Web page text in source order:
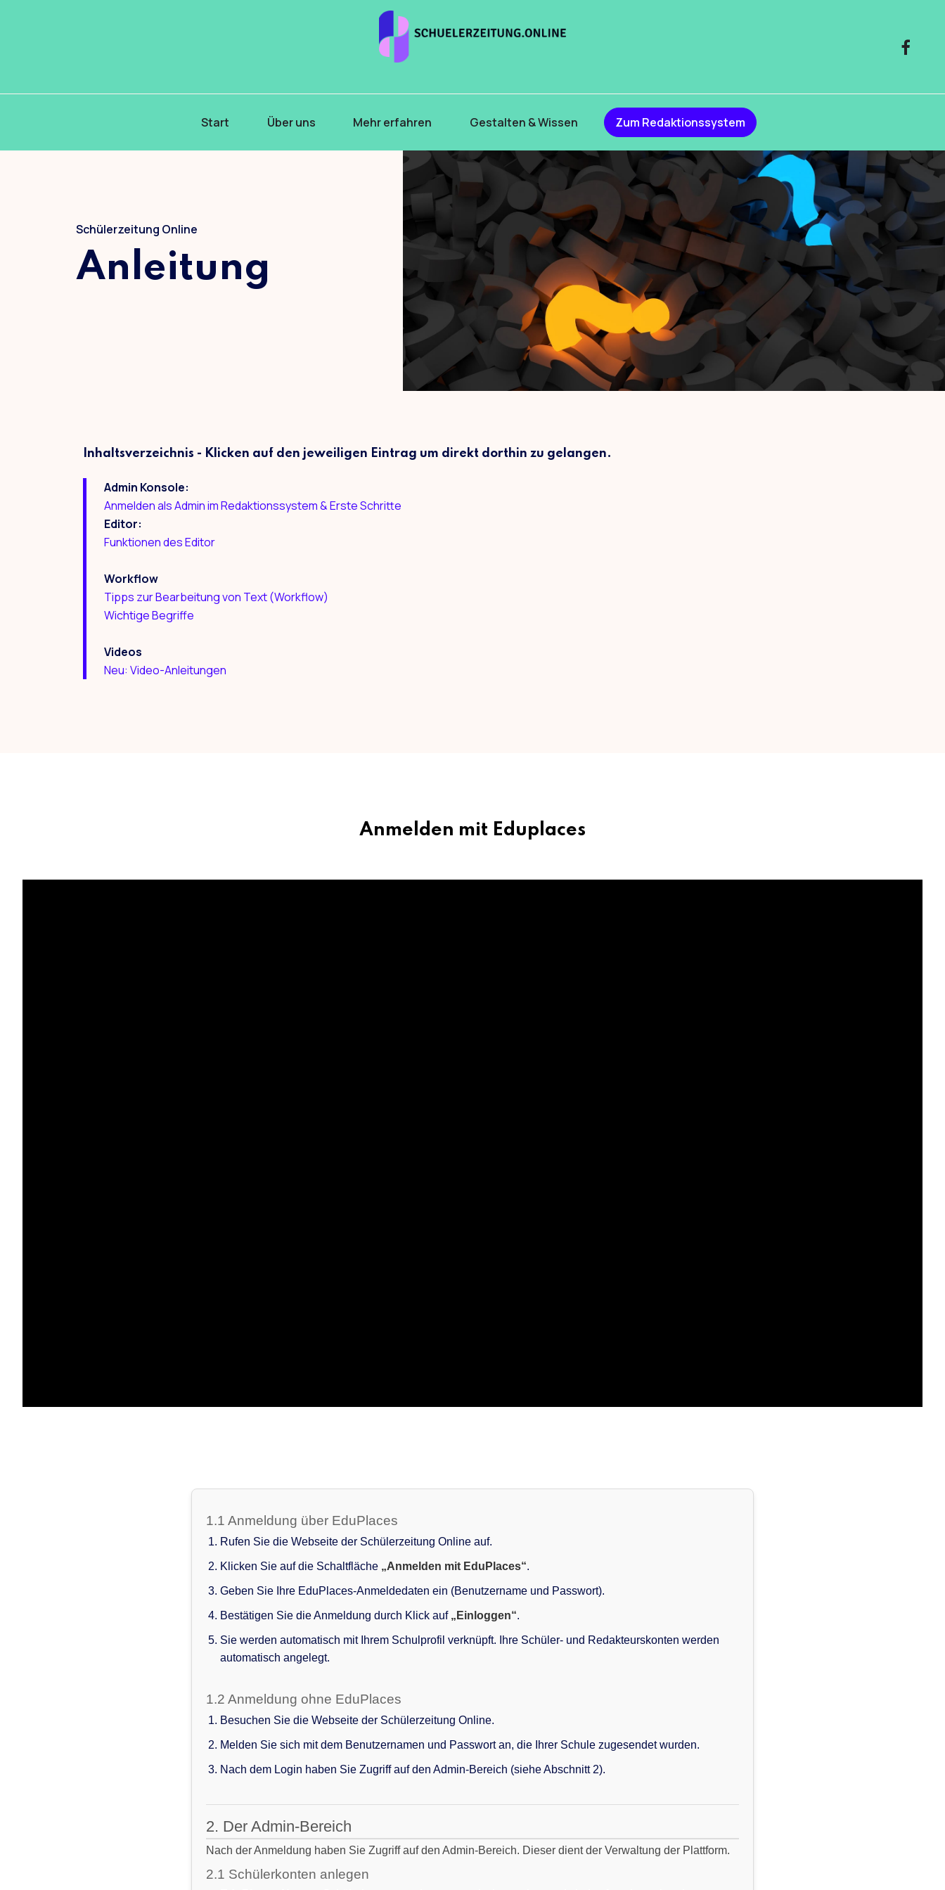
Start Über uns Mehr erfahren Gestalten & Wissen Zum Redaktionssystem
Schülerzeitung Online
Anleitung
Inhaltsverzeichnis - Klicken auf den jeweiligen Eintrag um direkt dorthin zu gelangen.
Admin Konsole:
Anmelden als Admin im Redaktionssystem & Erste Schritte
Editor:
Funktionen des Editor
Workflow
Tipps zur Bearbeitung von Text (Workflow)
Wichtige Begriffe
Videos
Neu: Video-Anleitungen
Anmelden mit Eduplaces
1.1 Anmeldung über EduPlaces
Rufen Sie die Webseite der Schülerzeitung Online auf.
Klicken Sie auf die Schaltfläche „Anmelden mit EduPlaces“.
Geben Sie Ihre EduPlaces-Anmeldedaten ein (Benutzername und Passwort).
Bestätigen Sie die Anmeldung durch Klick auf „Einloggen“.
Sie werden automatisch mit Ihrem Schulprofil verknüpft. Ihre Schüler- und Redakteurskonten werden
automatisch angelegt.
1.2 Anmeldung ohne EduPlaces
Besuchen Sie die Webseite der Schülerzeitung Online.
Melden Sie sich mit dem Benutzernamen und Passwort an, die Ihrer Schule zugesendet wurden.
Nach dem Login haben Sie Zugriff auf den Admin-Bereich (siehe Abschnitt 2).
2. Der Admin-Bereich
Nach der Anmeldung haben Sie Zugriff auf den Admin-Bereich. Dieser dient der Verwaltung der Plattform.
2.1 Schülerkonten anlegen